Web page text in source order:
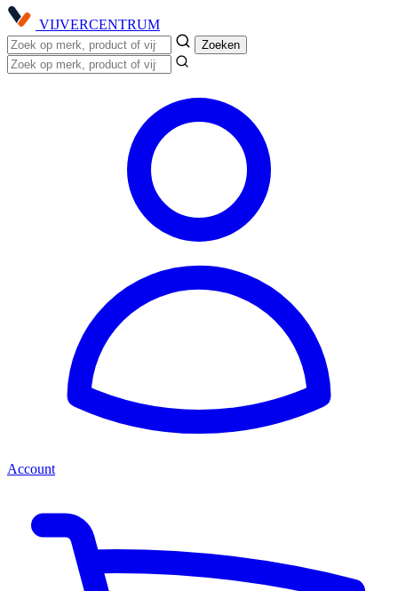
VIJVERCENTRUM
Zoeken
Account